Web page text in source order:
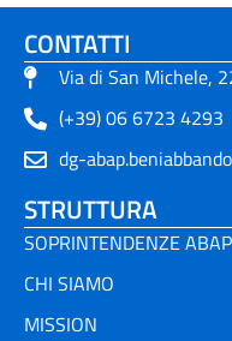
CONTATTI
Via di San Michele,
(+39) 06 6723 4293
dg-
STRUTTURA
SOPRINTENDENZE ABAP
CHI SIAMO
MISSION